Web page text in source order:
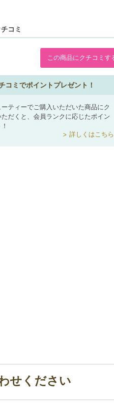
コミ
この商品にクチコミす
コミでポイントプレゼント！
ティーでご購入いただいた商品にク
だくと、会員ランクに応じたポイン
詳しくはこちら
せください